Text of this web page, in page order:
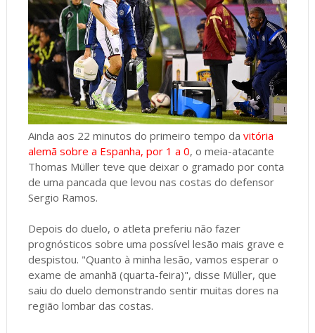
Ainda aos 22 minutos do primeiro tempo da vitória
alemã sobre a Espanha, por 1 a 0, o meia-atacante
Thomas Müller teve que deixar o gramado por conta
de uma pancada que levou nas costas do defensor
Sergio Ramos.
Depois do duelo, o atleta preferiu não fazer
prognósticos sobre uma possível lesão mais grave e
despistou. "Quanto à minha lesão, vamos esperar o
exame de amanhã (quarta-feira)", disse Müller, que
saiu do duelo demonstrando sentir muitas dores na
região lombar das costas.